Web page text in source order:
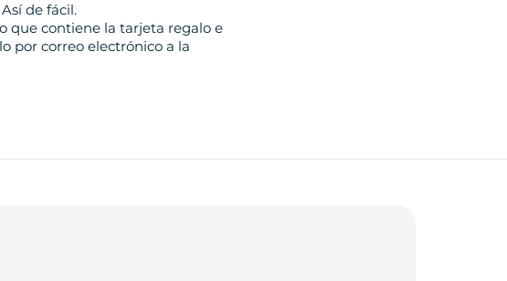
de fácil.
que contiene la tarjeta regalo e
por correo electrónico a la